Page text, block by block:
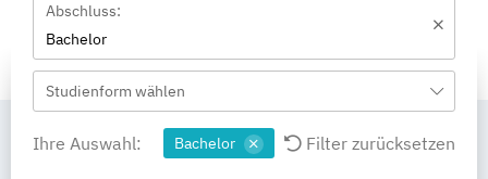
Abschluss:
Bachelor
Studienform wählen
Ihre Auswahl: Bachelor Filter zurücksetzen